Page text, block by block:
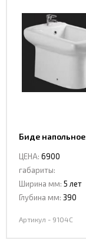
Биде напольное
ЦЕНА: 6900
габариты:
Ширина мм: 5 лет
Глубина мм: 390
Артикул - 9104C